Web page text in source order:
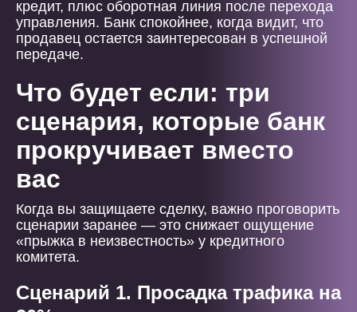
кредит, плюс оборотная линия после перехода
управления. Банк спокойнее, когда видит, что
продавец остается заинтересован в успешной
передаче.
Что будет если: три
сценария, которые банк
прокручивает вместо
вас
Когда вы защищаете сделку, важно проговорить
сценарии заранее — это снижает ощущение
«прыжка в неизвестность» у кредитного
комитета.
Сценарий 1. Просадка трафика на